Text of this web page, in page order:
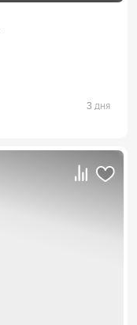
3 дня